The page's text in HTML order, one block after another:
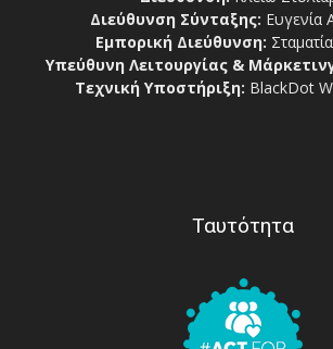
Διεύθυνση Σύνταξης: Ευγενία
Εμπορική Διεύθυνση:
Υπεύθυνη Λειτουργίας &
Τεχνική Υποστήριξη: BlackDot
Ταυτότητα